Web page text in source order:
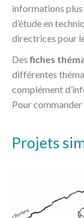
informations
d’étude en
directrices pour
Desfiches
différentes
complément
Pour commander
Projets